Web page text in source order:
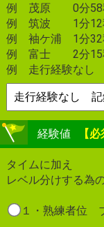
例 茂原 0分58
例 筑波 1分12
例 袖ケ浦 1分
例 富士 2分15
例 走行経験なし
経験値 【必
タイムに加え
レベル分けする為
１・熟練者位